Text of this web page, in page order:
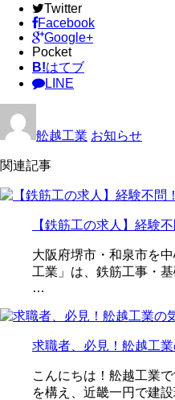
Twitter
Facebook
Google+
Pocket
B!はてブ
LINE
舩越工業 お知らせ
関連記事
【鉄筋工の求人】経験不
大阪府堺市・和泉市を
工業」は、鉄筋工事・
…
求職者、必見！舩越工
こんにちは！舩越工業
を構え、近畿一円で建